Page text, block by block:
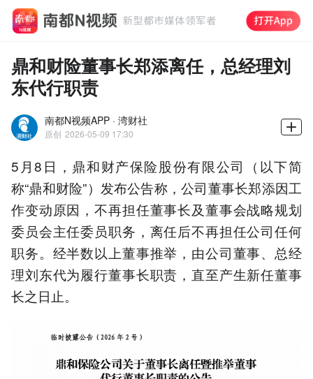
鼎和财险董事长郑添离任，总经理刘
东代行职责
南都N视频APP · 湾财社
原创 2026-05-09 17:30
5月8日，鼎和财产保险股份有限公司（以下简
称“鼎和财险”）发布公告称，公司董事长郑添因工
作变动原因，不再担任董事长及董事会战略规划
委员会主任委员职务，离任后不再担任公司任何
职务。经半数以上董事推举，由公司董事、总经
理刘东代为履行董事长职责，直至产生新任董事
长之日止。